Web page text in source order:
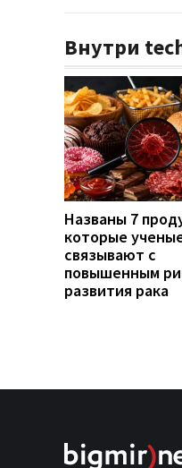
Внутри
Названы 7
которые
связывают с
повышенным
развития рака